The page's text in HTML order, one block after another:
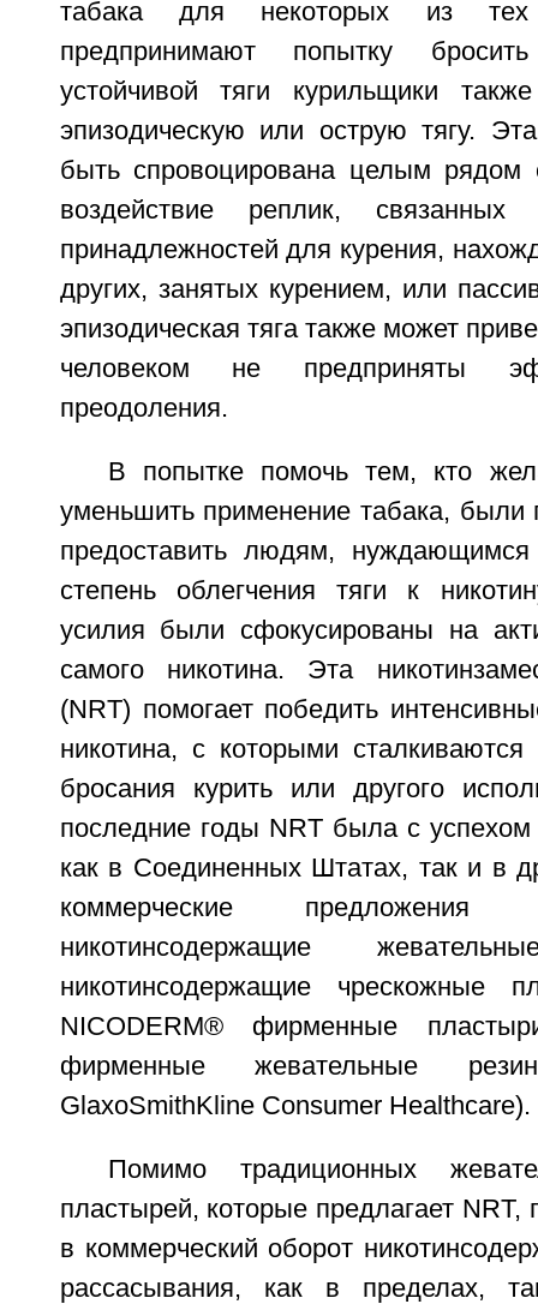
табака для некоторых из
предпринимают попытку
устойчивой тяги курильщики
эпизодическую или острую тягу.
быть спровоцирована целым рядом
воздействие реплик,
принадлежностей для курения,
других, занятых курением, или
эпизодическая тяга также может
человеком не предприняты
преодоления.
В попытке помочь тем, кто
уменьшить применение табака, были
предоставить людям,
степень облегчения тяги к
усилия были сфокусированы на
самого никотина. Эта
(NRT) помогает победить
никотина, с которыми
бросания курить или другого
последние годы NRT была с
как в Соединенных Штатах, так и в
коммерческие
никотинсодержащие
никотинсодержащие чрескожные
NICODERM® фирменные
фирменные жевательные
GlaxoSmithKline Consumer Healthcare).
Помимо традиционных
пластырей, которые предлагает
в коммерческий оборот
рассасывания, как в пределах,